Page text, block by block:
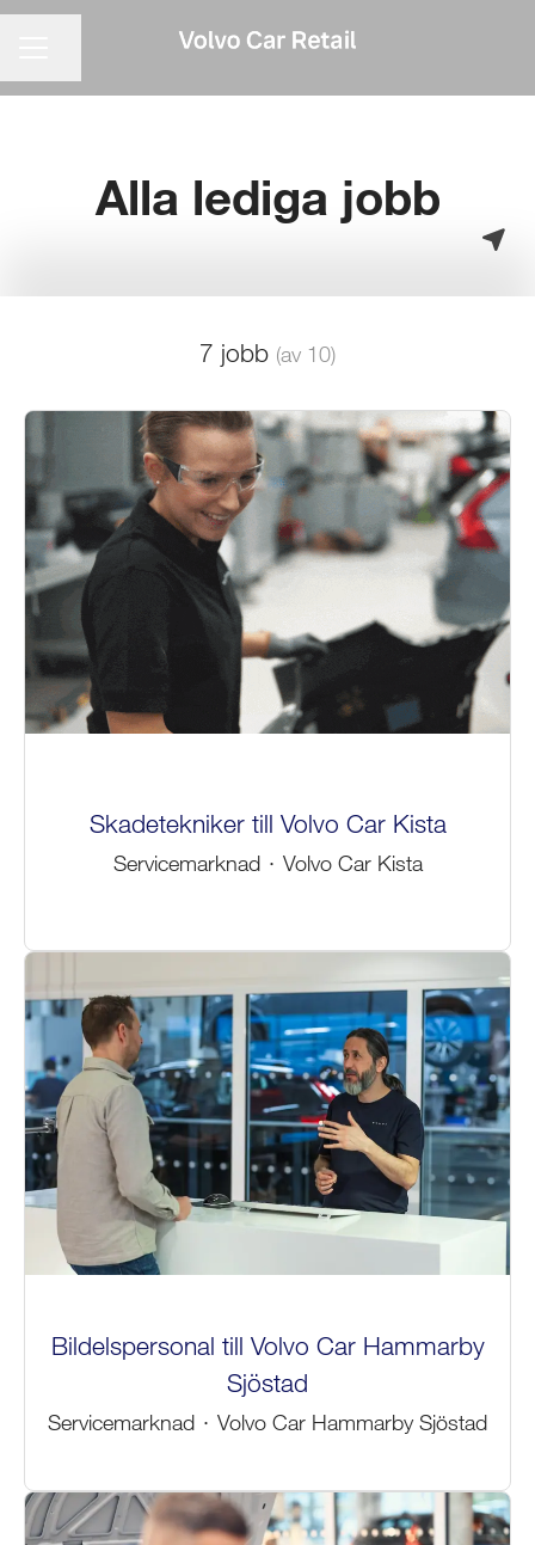
Alla lediga jobb
7 jobb (av 10)
Skadetekniker till Volvo Car Kista
Servicemarknad · Volvo Car Kista
Bildelspersonal till Volvo Car Hammarby
Sjöstad
Servicemarknad · Volvo Car Hammarby Sjöstad